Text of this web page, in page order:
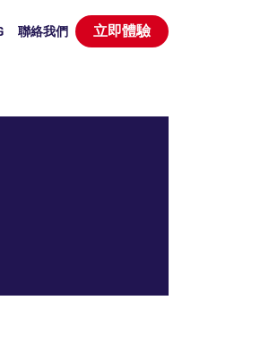
聯絡我們 立即體驗